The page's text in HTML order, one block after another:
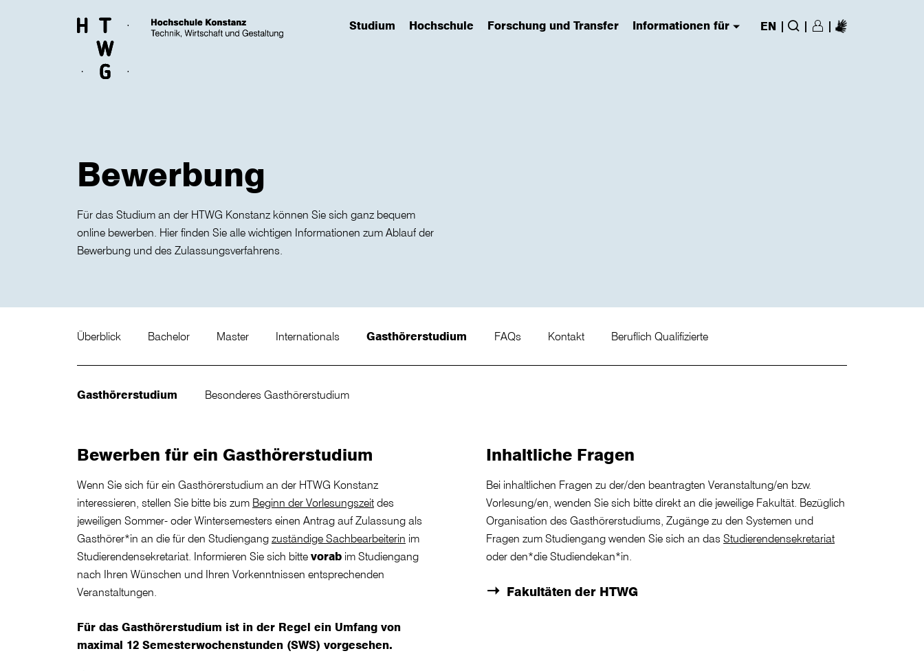
Studium
(has submenu)Hochschule
(has submenu)Forschung und Transfer
(has submenu) Informationen für
(has submenu) EN | Suche
| Login/Register
|
Bewerbung
Für das Studium an der HTWG Konstanz können Sie sich ganz bequem
online bewerben. Hier finden Sie alle wichtigen Informationen zum Ablauf der
Bewerbung und des Zulassungsverfahrens.
Überblick Bachelor Master Internationals Gasthörerstudium FAQs Kontakt Beruflich Qualifizierte
Gasthörerstudium Besonderes Gasthörerstudium
Bewerben für ein Gasthörerstudium
Wenn Sie sich für ein Gasthörerstudium an der HTWG Konstanz
interessieren, stellen Sie bitte bis zum Beginn der Vorlesungszeit des
jeweiligen Sommer- oder Wintersemesters einen Antrag auf Zulassung als
Gasthörer*in an die für den Studiengang zuständige Sachbearbeiterin im
Studierendensekretariat. Informieren Sie sich bitte vorab im Studiengang
nach Ihren Wünschen und Ihren Vorkenntnissen entsprechenden
Veranstaltungen.
Für das Gasthörerstudium ist in der Regel ein Umfang von
maximal 12 Semesterwochenstunden (SWS) vorgesehen.
Inhaltliche Fragen
Bei inhaltlichen Fragen zu der/den beantragten Veranstaltung/en bzw.
Vorlesung/en, wenden Sie sich bitte direkt an die jeweilige Fakultät. Bezüglich
Organisation des Gasthörerstudiums, Zugänge zu den Systemen und
Fragen zum Studiengang wenden Sie sich an das Studierendensekretariat
oder den*die Studiendekan*in.
Fakultäten der HTWG